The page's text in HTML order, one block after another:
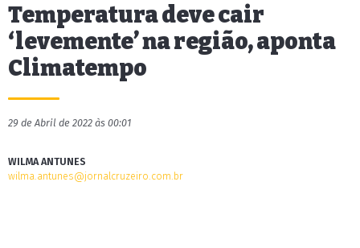
Temperatura deve cair
‘levemente’ na região, aponta
Climatempo
29 de Abril de 2022 às 00:01
WILMA ANTUNES
wilma.antunes@jornalcruzeiro.com.br